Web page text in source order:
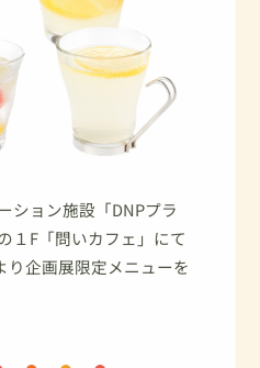
ション施設「DNPプラ
１F「問いカフェ」にて
り企画展限定メニューを